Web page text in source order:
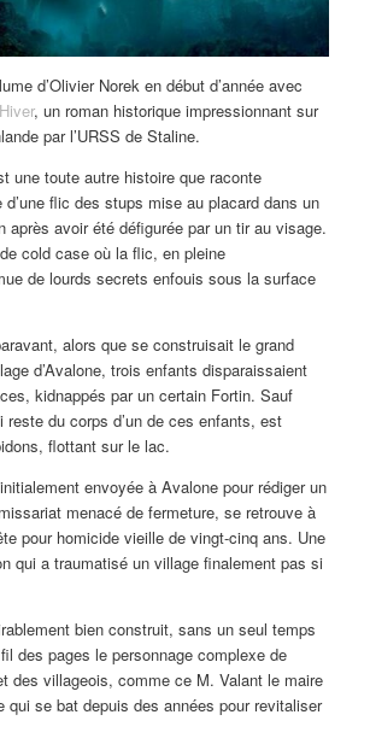
d’Olivier Norek en début d’année avec
, un roman historique impressionnant sur
par l’URSS de Staline.
une toute autre histoire que raconte
d’une flic des stups mise au placard dans un
après avoir été défigurée par un tir au visage.
cold case où la flic, en pleine
de lourds secrets enfouis sous la surface
alors que se construisait le grand
d’Avalone, trois enfants disparaissaient
kidnappés par un certain Fortin. Sauf
reste du corps d’un de ces enfants, est
flottant sur le lac.
envoyée à Avalone pour rédiger un
menacé de fermeture, se retrouve à
pour homicide vieille de vingt-cinq ans. Une
qui a traumatisé un village finalement pas si
bien construit, sans un seul temps
des pages le personnage complexe de
des villageois, comme ce M. Valant le maire
qui se bat depuis des années pour revitaliser